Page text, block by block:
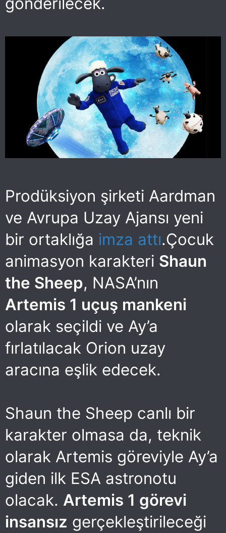
Prodüksiyon şirketi Aardman
ve Avrupa Uzay Ajansı yeni
bir ortaklığa imza attı.Çocuk
animasyon karakteri Shaun
the Sheep, NASA’nın
Artemis 1 uçuş mankeni
olarak seçildi ve Ay’a
fırlatılacak Orion uzay
aracına eşlik edecek.
Shaun the Sheep canlı bir
karakter olmasa da, teknik
olarak Artemis göreviyle Ay’a
giden ilk ESA astronotu
olacak. Artemis 1 görevi
insansız gerçekleştirileceği